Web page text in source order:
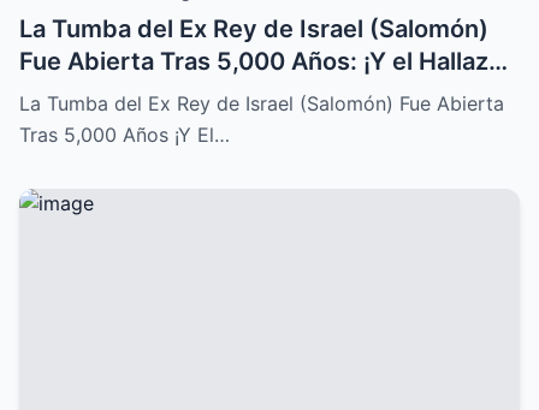
La Tumba del Ex Rey de Israel (Salomón)
Fue Abierta Tras 5,000 Años: ¡Y el Hallazgo
Conmocionó al Mundo!
La Tumba del Ex Rey de Israel (Salomón) Fue Abierta
Tras 5,000 Años ¡Y El…